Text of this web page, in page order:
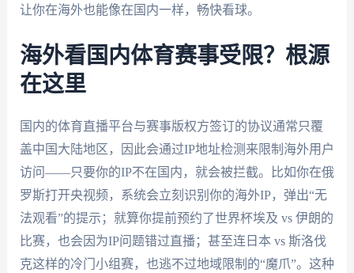
让你在海外也能像在国内一样，畅快看球。
海外看国内体育赛事受限？根源
在这里
国内的体育直播平台与赛事版权方签订的协议通常只覆
盖中国大陆地区，因此会通过IP地址检测来限制海外用户
访问——只要你的IP不在国内，就会被拦截。比如你在俄
罗斯打开央视频，系统会立刻识别你的海外IP，弹出“无
法观看”的提示；就算你提前预约了世界杯埃及 vs 伊朗的
比赛，也会因为IP问题错过直播；甚至连日本 vs 斯洛伐
克这样的冷门小组赛，也逃不过地域限制的“魔爪”。这种